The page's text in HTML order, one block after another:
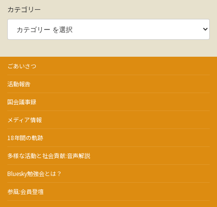
カテゴリー
ごあいさつ
活動報告
国会議事録
メディア情報
18年間の軌跡
多様な活動と社会貢献:音声解説
Bluesky勉強会とは？
参風:会員登壇